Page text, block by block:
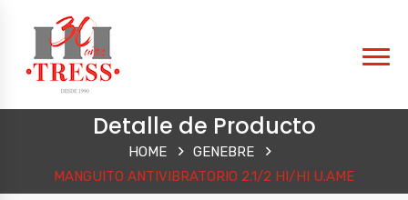
Detalle de Producto
HOME
GENEBRE
MANGUITO ANTIVIBRATORIO 2.1/2 HI/HI U.AME